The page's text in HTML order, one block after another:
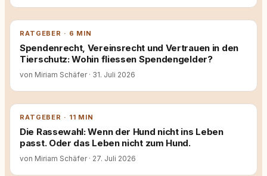
RATGEBER · 6 MIN
Spendenrecht, Vereinsrecht und Vertrauen in den
Tierschutz: Wohin fliessen Spendengelder?
von Miriam Schäfer · 31. Juli 2026
RATGEBER · 11 MIN
Die Rassewahl: Wenn der Hund nicht ins Leben
passt. Oder das Leben nicht zum Hund.
von Miriam Schäfer · 27. Juli 2026